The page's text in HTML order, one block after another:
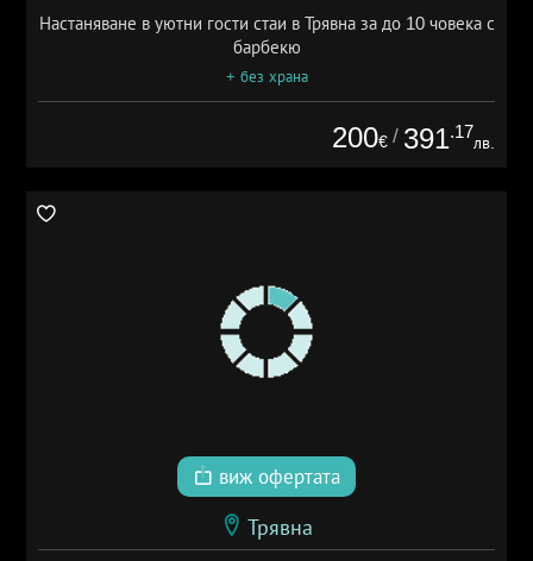
Настаняване в уютни гости стаи в Трявна за до 10 човека с
барбекю
+ без храна
200€ / 391.17
лв.
виж офертата
Трявна